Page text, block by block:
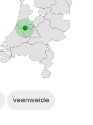
veenweide